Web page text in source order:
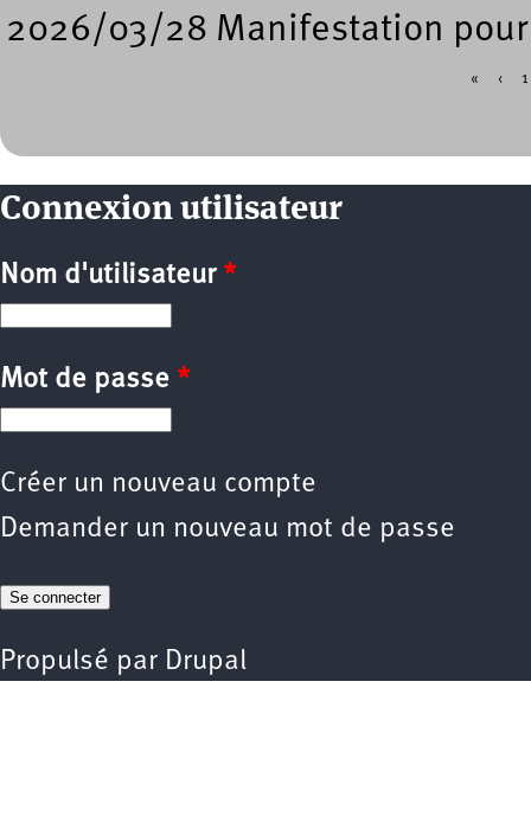
2026/03/28 Manifestation pour
« ‹ 1
Connexion utilisateur
Nom d'utilisateur *
Mot de passe *
Créer un nouveau compte
Demander un nouveau mot de passe
Propulsé par Drupal